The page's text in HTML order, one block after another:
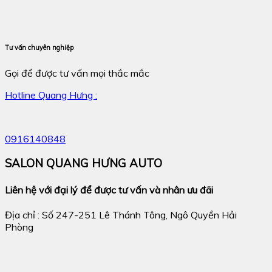
Tư vấn chuyên nghiệp
Gọi để được tư vấn mọi thắc mắc
Hotline Quang Hưng :
0916140848
SALON QUANG HƯNG AUTO
Liên hệ với đại lý để được tư vấn và nhân ưu đãi
Địa chỉ : Số 247-251 Lê Thánh Tông, Ngô Quyền Hải
Phòng